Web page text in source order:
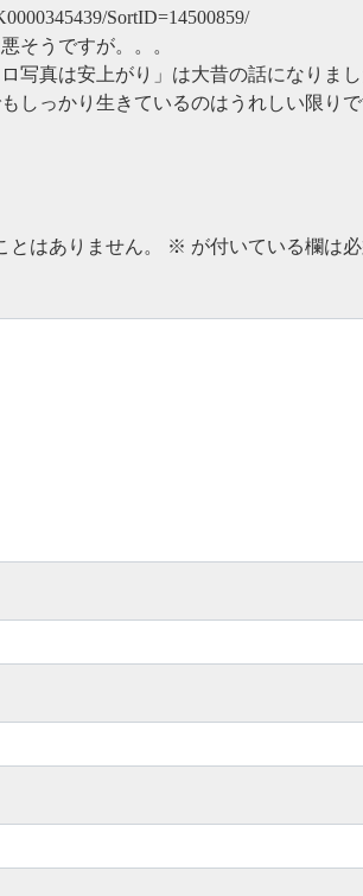
SortID=14500859/
そうですが。。。
写真は安上がり」は大昔の話になりまし
しっかり生きているのはうれしい限りで
はありません。 ※ が付いている欄は